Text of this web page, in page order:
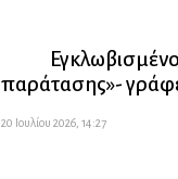
Εγκλωβισμένοι
παράτασης»-
20 Ιουλίου 2026, 14:27